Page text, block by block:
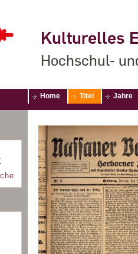
Kulturelles
Hochschul-
Home Titel Jahre